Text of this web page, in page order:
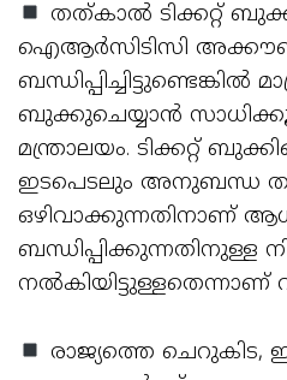
തത്കാല്‍ ടിക്കറ്റ്
ഐആര്‍സിടിസി
ബന്ധിപ്പിച്ചിട്ടുണ്ടെങ്കില്‍
ബുക്കുചെയ്യാന്‍
മന്ത്രാലയം. ടിക്കറ്റ്
ഇടപെടലും അനുബന്ധ
ഒഴിവാക്കുന്നതിനാണ്
ബന്ധിപ്പിക്കുന്നതിനുള്ള
നല്‍കിയിട്ടുള്ളതെന്നാണ്
രാജ്യത്തെ ചെറുകിട,